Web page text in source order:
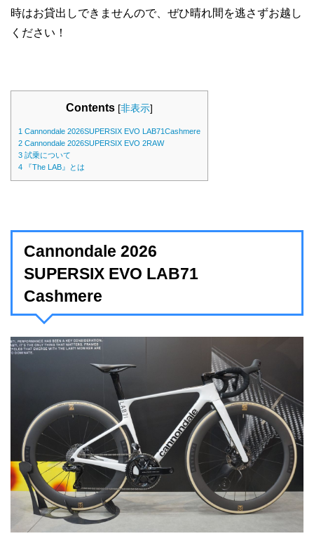
時はお貸出しできませんので、ぜひ晴れ間を逃さずお越し
ください！
Contents [非表示]
1 Cannondale 2026SUPERSIX EVO LAB71Cashmere
2 Cannondale 2026SUPERSIX EVO 2RAW
3 試乗について
4 『The LAB』とは
Cannondale 2026
SUPERSIX EVO LAB71
Cashmere